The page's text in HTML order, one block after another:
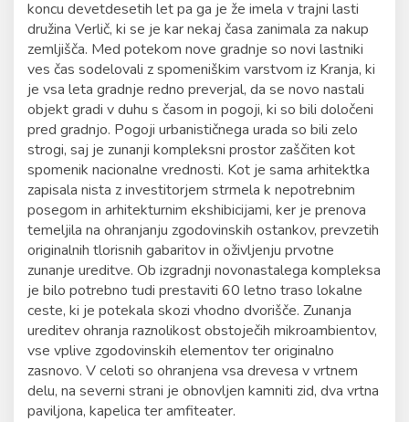
koncu devetdesetih let pa ga je že imela v trajni lasti
družina Verlič, ki se je kar nekaj časa zanimala za nakup
zemljišča. Med potekom nove gradnje so novi lastniki
ves čas sodelovali z spomeniškim varstvom iz Kranja, ki
je vsa leta gradnje redno preverjal, da se novo nastali
objekt gradi v duhu s časom in pogoji, ki so bili določeni
pred gradnjo. Pogoji urbanističnega urada so bili zelo
strogi, saj je zunanji kompleksni prostor zaščiten kot
spomenik nacionalne vrednosti. Kot je sama arhitektka
zapisala nista z investitorjem strmela k nepotrebnim
posegom in arhitekturnim ekshibicijami, ker je prenova
temeljila na ohranjanju zgodovinskih ostankov, prevzetih
originalnih tlorisnih gabaritov in oživljenju prvotne
zunanje ureditve. Ob izgradnji novonastalega kompleksa
je bilo potrebno tudi prestaviti 60 letno traso lokalne
ceste, ki je potekala skozi vhodno dvorišče. Zunanja
ureditev ohranja raznolikost obstoječih mikroambientov,
vse vplive zgodovinskih elementov ter originalno
zasnovo. V celoti so ohranjena vsa drevesa v vrtnem
delu, na severni strani je obnovljen kamniti zid, dva vrtna
paviljona, kapelica ter amfiteater.